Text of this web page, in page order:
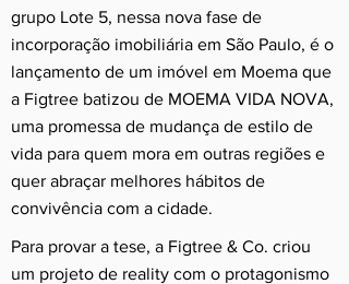
grupo Lote 5, nessa nova fase de
incorporação imobiliária em São Paulo, é o
lançamento de um imóvel em Moema que
a Figtree batizou de MOEMA VIDA NOVA,
uma promessa de mudança de estilo de
vida para quem mora em outras regiões e
quer abraçar melhores hábitos de
convivência com a cidade.​
Para provar a tese, a Figtree & Co. criou
um projeto de reality com o protagonismo